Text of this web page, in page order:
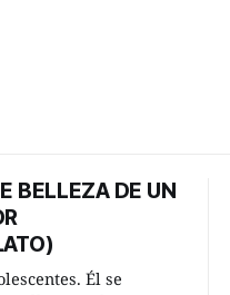
BELLEZA DE UN
Él se